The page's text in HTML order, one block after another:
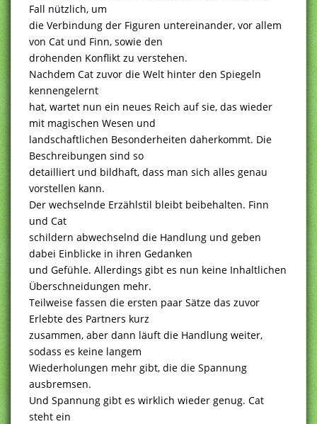
Fall nützlich, um
die Verbindung der Figuren untereinander, vor allem
von Cat und Finn, sowie den
drohenden Konflikt zu verstehen.
Nachdem Cat zuvor die Welt hinter den Spiegeln
kennengelernt
hat, wartet nun ein neues Reich auf sie, das wieder
mit magischen Wesen und
landschaftlichen Besonderheiten daherkommt. Die
Beschreibungen sind so
detailliert und bildhaft, dass man sich alles genau
vorstellen kann.
Der wechselnde Erzählstil bleibt beibehalten. Finn
und Cat
schildern abwechselnd die Handlung und geben
dabei Einblicke in ihren Gedanken
und Gefühle. Allerdings gibt es nun keine Inhaltlichen
Überschneidungen mehr.
Teilweise fassen die ersten paar Sätze das zuvor
Erlebte des Partners kurz
zusammen, aber dann läuft die Handlung weiter,
sodass es keine langem
Wiederholungen mehr gibt, die die Spannung
ausbremsen.
Und Spannung gibt es wirklich wieder genug. Cat
steht ein